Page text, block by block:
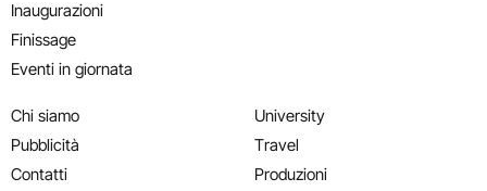
Inaugurazioni
Finissage
Eventi in giornata
Chi siamo
Pubblicità
Contatti
University
Travel
Produzioni